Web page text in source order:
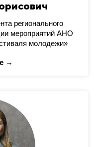
регионального
мероприятий АНО
молодежи»
→